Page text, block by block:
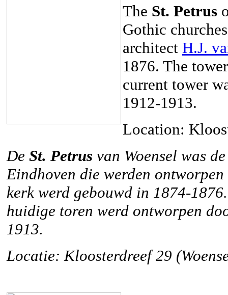
The St. Petrus
Gothic
architect H.J.
1876. The
current tower
1912-1913.
Location:
De St. Petrus van Woensel was
Eindhoven die werden
kerk werd gebouwd in 1874-
huidige toren werd ontworpen
1913.
Locatie: Kloosterdreef 29